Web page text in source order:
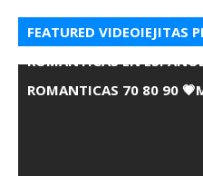
FEATURED VIDEOIEJITAS
ROMANTICAS EN
ROMANTICAS 70 80 90